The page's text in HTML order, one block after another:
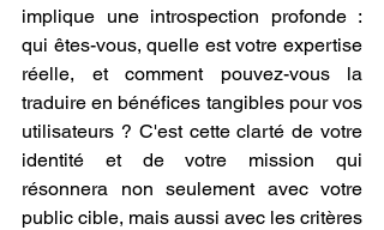
implique une introspection profonde :
qui êtes-vous, quelle est votre expertise
réelle, et comment pouvez-vous la
traduire en bénéfices tangibles pour vos
utilisateurs ? C'est cette clarté de votre
identité et de votre mission qui
résonnera non seulement avec votre
public cible, mais aussi avec les critères